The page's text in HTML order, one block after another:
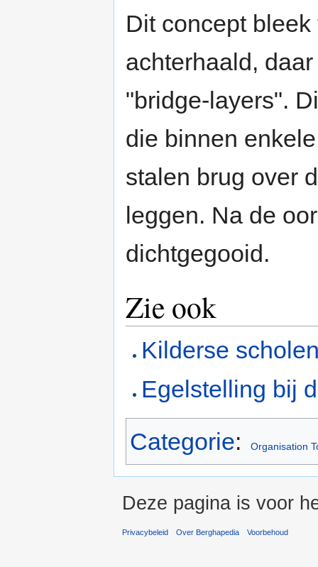
Dit concept
achterhaald,
"bridge-layers".
die binnen
stalen brug over
leggen. Na de
dichtgegooid.
Zie ook
Kilderse
Egelstelling bij
Categorie: Organisation
Deze pagina is voor
Privacybeleid Over Berghapedia Voorbehoud